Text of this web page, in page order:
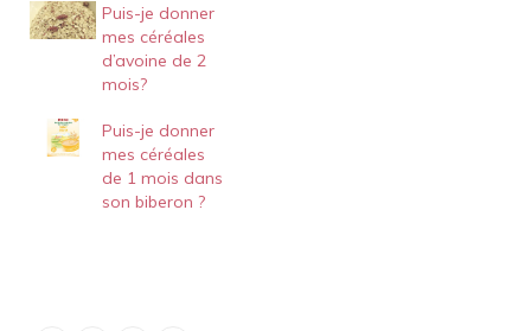
nombreux bébés trouvent
agréable. Alors que les
directives suggèrent de
commencer à sevrer
certains parents et
même…
Puis-je donner
mes céréales
d’avoine de 2
mois?
Puis-je donner
mes céréales
de 1 mois dans
son biberon ?